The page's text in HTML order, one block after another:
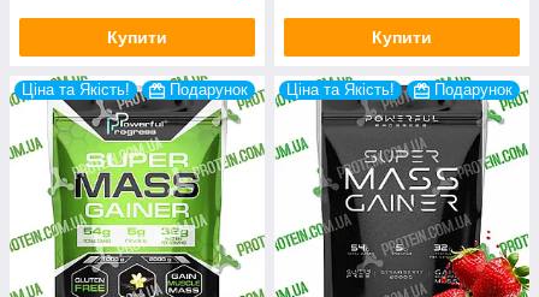
Купити Купити
Ціна та Якість! Подарунок Ціна та Якість! Подарунок